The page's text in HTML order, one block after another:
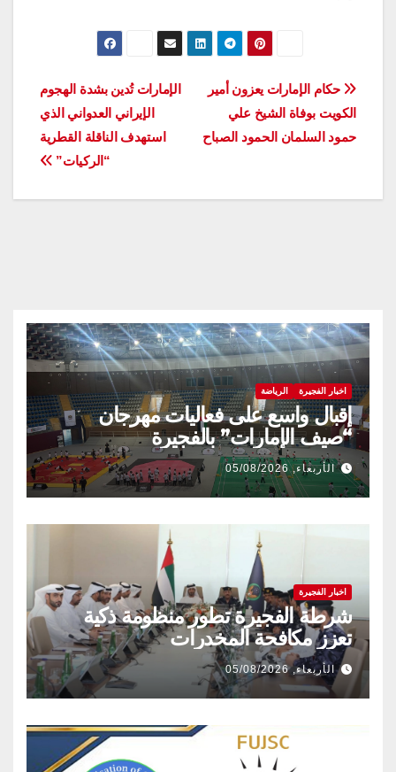
تصفّح
المقالات
الإمارات تُدين بشدة الهجوم
الإيراني العدواني الذي
استهدف الناقلة القطرية
“الركيات”
حكام الإمارات يعزون أمير
الكويت بوفاة الشيخ علي
حمود السلمان الحمود الصباح
اخبار الفجيرة الرياضة
إقبال واسع على فعاليات مهرجان
“صيف الإمارات” بالفجيرة
الأربعاء, 05/08/2026
اخبار الفجيرة
شرطة الفجيرة تطور منظومة ذكية
تعزز مكافحة المخدرات
الأربعاء, 05/08/2026